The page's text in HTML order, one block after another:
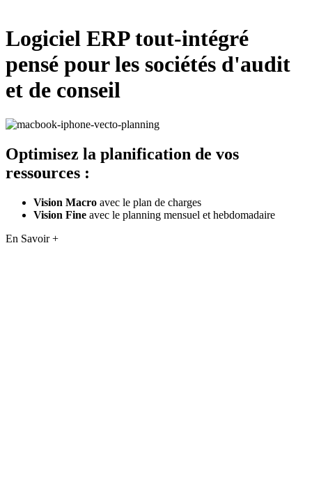
Logiciel ERP tout-intégré
pensé pourles sociétés d'audit
et de conseil
Optimisez la planification de vos
ressources :
Vision Macro avec le plan de charges
Vision Fine avec le planning mensuel et hebdomadaire
En Savoir +